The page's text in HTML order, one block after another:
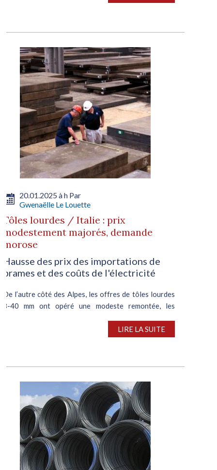
20.01.2025 à h Par
Gwenaëlle Le Louette
Tôles lourdes / Italie : prix
modestement majorés, demande
morose
Hausse des prix des importations de
brames et des coûts de l'électricité
De l’autre côté des Alpes, les offres de tôles lourdes
8-40 mm ont opéré une modeste remontée, les
coûts des matières premières. Les échanges restent
LIRE LA SUITE